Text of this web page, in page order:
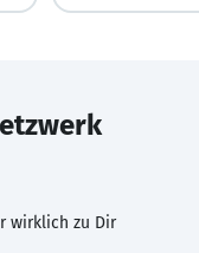
wirklich zu Dir